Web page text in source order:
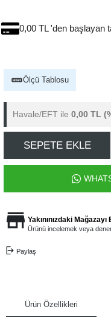
0,00 TL 'den başlayan
Ölçü Tablosu
Havale/EFT ile 0,00 TL
SEPETE EKLE
Yakınınızdaki Mağazayı
Ürünü incelemek veya
Paylaş
Ürün Özellikleri